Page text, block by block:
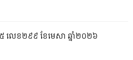
៥ លេខ២៩៩ ខែមេសា ឆ្នាំ២០២៦